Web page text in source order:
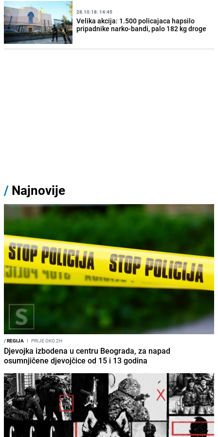
28.10.18. 14:45
Velika akcija: 1.500 policajaca hapsilo
pripadnike narko-bandi, palo 182 kg droge
/ Najnovije
/REGIJA I PRIJE OKO 2H
Djevojka izbodena u centru Beograda, za napad
osumnjičene djevojčice od 15 i 13 godina